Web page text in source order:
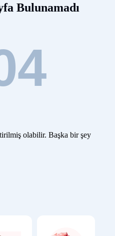
Bulunamadı
olabilir. Başka bir şey